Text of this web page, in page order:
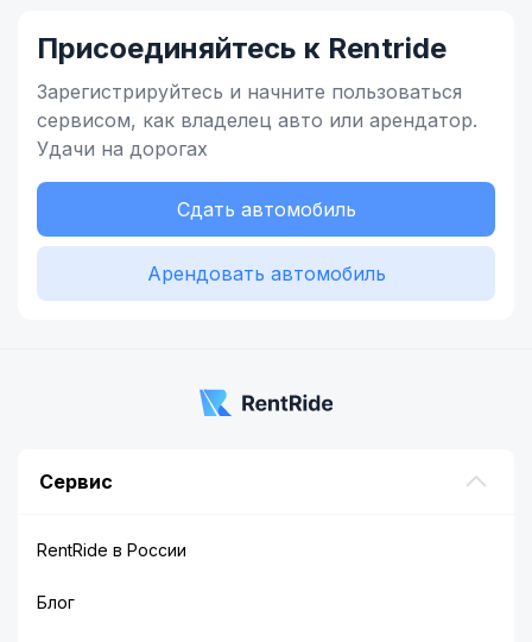
Присоединяйтесь к Rentride
Зарегистрируйтесь и начните пользоваться
сервисом, как владелец авто или арендатор.
Удачи на дорогах
Сдать автомобиль
Арендовать автомобиль
Сервис
RentRide в России
Блог